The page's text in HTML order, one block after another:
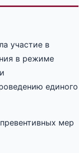
участие в
в режиме
единого
мер